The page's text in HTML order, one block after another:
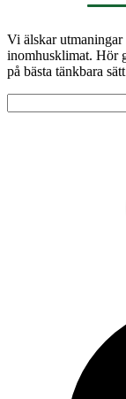
Vi älskar
inomhusklimat. Hör
på bästa tänkbara